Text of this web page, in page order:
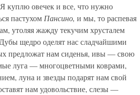
куплю овечек и все, что нужно
пастухом Пансино, и мы, то распевая
утоляя жажду текучим хрусталем
щедро оделят нас сладчайшими
предложат нам сиденья, ивы — свою
луга — многоцветными коврами,
луна и звезды подарят нам свой
нам удовольствие, слезы —